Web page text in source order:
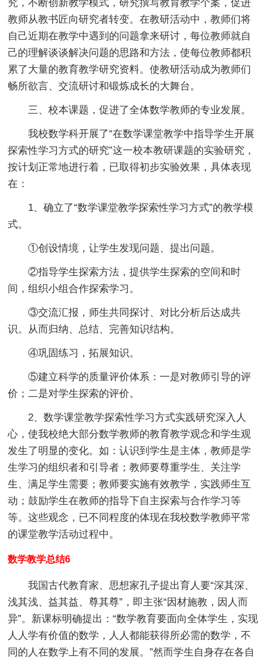
究，不断创新教学模式，研究撰写教育教学个案，促进
教师从教书匠向研究者转变。在教研活动中，教师们将
自己近期在教学中遇到的问题拿来研讨，每位教师就自
己的理解谈谈解决问题的思路和方法，使每位教师都积
累了大量的教育教学研究资料。使教研活动成为教师们
畅所欲言、交流研讨和锻炼成长的大舞台。
三、校本课题，促进了全体数学教师的专业发展。
我校数学科开展了“在数学课堂教学中指导学生开展
探索性学习方式的研究”这一校本教研课题的实验研究，
按计划正常地进行着，已取得初步实验效果，具体表现
在：
1、确立了“数学课堂教学探索性学习方式”的教学模
式。
①创设情境，让学生发现问题、提出问题。
②指导学生探索方法，提供学生探索的空间和时
间，组织小组合作探索学习。
③交流汇报，师生共同探讨、对比分析后达成共
识。从而归纳、总结、完善知识结构。
④巩固练习，拓展知识。
⑤建立科学的质量评价体系：一是对教师引导的评
价；二是对学生探索的评价。
2、数学课堂教学探索性学习方式实践研究深入人
心，使我校绝大部分数学教师的教育教学观念和学生观
发生了明显的变化。如：认识到学生是主体，教师是学
生学习的组织者和引导者；教师要尊重学生、关注学
生、满足学生需要；教师要实施有效教学，实践师生互
动；鼓励学生在教师的指导下自主探索与合作学习等
等。这些观念，已不同程度的体现在我校数学教师平常
的课堂教学活动过程中。
数学教学总结6
我国古代教育家、思想家孔子提出育人要“深其深、
浅其浅、益其益、尊其尊”，即主张“因材施教，因人而
异”。新课标明确提出：“数学教育要面向全体学生，实现
人人学有价值的数学，人人都能获得所必需的数学，不
同的人在数学上有不同的发展。”然而学生自身存在各自